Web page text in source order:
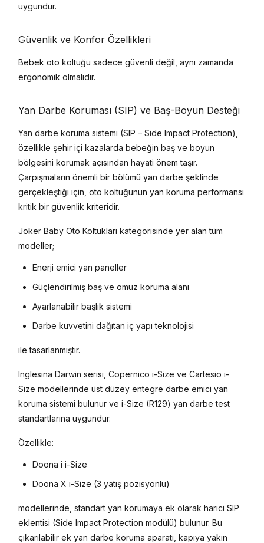
uygundur.
Güvenlik ve Konfor Özellikleri
Bebek oto koltuğu sadece güvenli değil, aynı zamanda
ergonomik olmalıdır.
Yan Darbe Koruması (SIP) ve Baş-Boyun Desteği
Yan darbe koruma sistemi (SIP – Side Impact Protection),
özellikle şehir içi kazalarda bebeğin baş ve boyun
bölgesini korumak açısından hayati önem taşır.
Çarpışmaların önemli bir bölümü yan darbe şeklinde
gerçekleştiği için, oto koltuğunun yan koruma performansı
kritik bir güvenlik kriteridir.
Joker Baby Oto Koltukları kategorisinde yer alan tüm
modeller;
Enerji emici yan paneller
Güçlendirilmiş baş ve omuz koruma alanı
Ayarlanabilir başlık sistemi
Darbe kuvvetini dağıtan iç yapı teknolojisi
ile tasarlanmıştır.
Inglesina Darwin serisi, Copernico i-Size ve Cartesio i-
Size modellerinde üst düzey entegre darbe emici yan
koruma sistemi bulunur ve i-Size (R129) yan darbe test
standartlarına uygundur.
Özellikle:
Doona i i-Size
Doona X i-Size (3 yatış pozisyonlu)
modellerinde, standart yan korumaya ek olarak harici SIP
eklentisi (Side Impact Protection modülü) bulunur. Bu
çıkarılabilir ek yan darbe koruma aparatı, kapıya yakın